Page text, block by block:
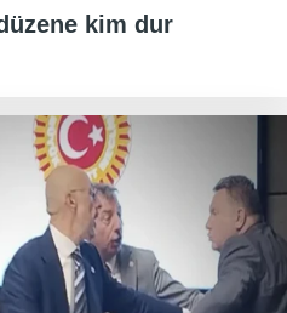
kim dur